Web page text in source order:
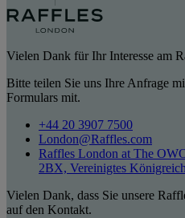
Vielen Dank für Ihr Interesse am
Bitte teilen Sie uns Ihre Anfrage
Formulars mit.
+44 20 3907 7500
London@Raffles.com
Raffles London at The
2BX, Vereinigtes Königreich
Vielen Dank, dass Sie unsere
auf den Kontakt.